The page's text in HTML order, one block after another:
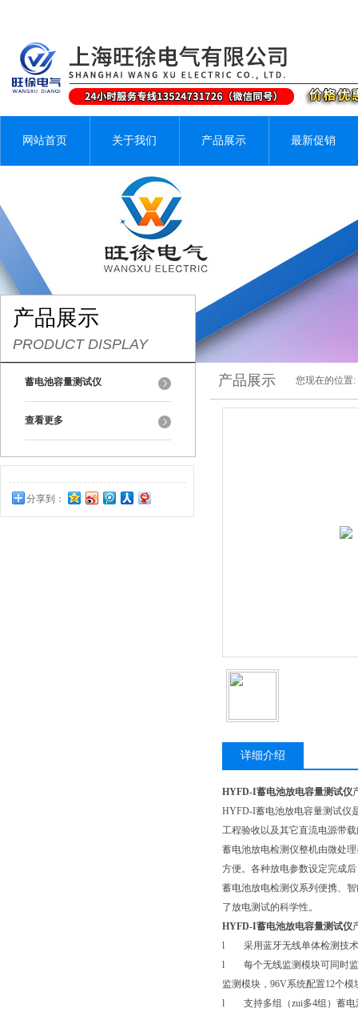
网站首页 关于我们 产品展示 最新促销
产品展示
PRODUCT DISPLAY
蓄电池容量测试仪
查看更多
分享到：
产品展示 您现在的位置:
详细介绍
HYFD-I蓄电池放电容量测试仪
HYFD-I蓄电池放电容量测试仪
工程验收以及其它直流电源带
蓄电池放电检测仪整机由微处
方便。各种放电参数设定完成
蓄电池放电检测仪系列便携、
了放电测试的科学性。
HYFD-I蓄电池放电容量测试仪
l 采用蓝牙无线单体检测技术
l 每个无线监测模块可同时监
监测模块，96V系统配置12个
l 支持多组（zui多4组）蓄电